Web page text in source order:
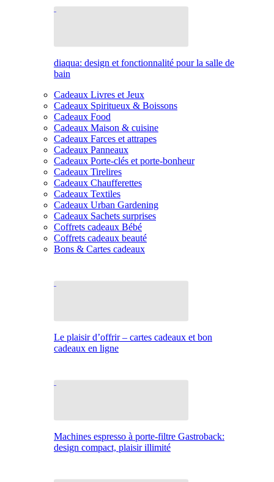
diaqua: design et fonctionnalité pour la salle de
bain
Cadeaux Livres et Jeux
Cadeaux Spiritueux & Boissons
Cadeaux Food
Cadeaux Maison & cuisine
Cadeaux Farces et attrapes
Cadeaux Panneaux
Cadeaux Porte-clés et porte-bonheur
Cadeaux Tirelires
Cadeaux Chaufferettes
Cadeaux Textiles
Cadeaux Urban Gardening
Cadeaux Sachets surprises
Coffrets cadeaux Bébé
Coffrets cadeaux beauté
Bons & Cartes cadeaux
Le plaisir d’offrir – cartes cadeaux et bon
cadeaux en ligne
Machines espresso à porte-filtre Gastroback:
design compact, plaisir illimité